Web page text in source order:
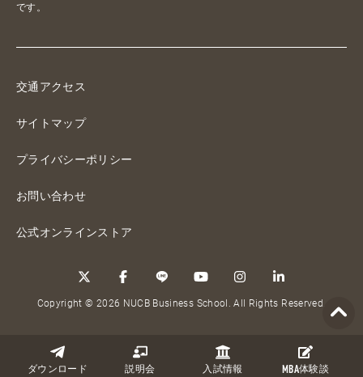
ダウンロード 説明会 入試情報 MBA体験談
です。
交通アクセス
サイトマップ
プライバシーポリシー
お問い合わせ
公式オンラインストア
Copyright © 2026 NUCB Business School. All Rights Reserved.